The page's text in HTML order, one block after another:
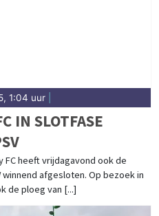
1:04 uur
IN SLOTFASE
FC heeft vrijdagavond ook de
afgesloten. Op bezoek in
de ploeg van [...]